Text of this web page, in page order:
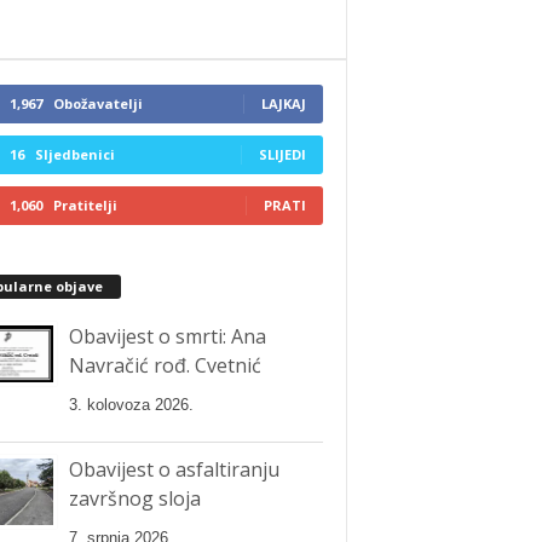
1,967 Obožavatelji LAJKAJ
16 Sljedbenici SLIJEDI
1,060 Pratitelji PRATI
objave
Obavijest o smrti: Ana
Navračić rođ. Cvetnić
3. kolovoza 2026.
Obavijest o asfaltiranju
završnog sloja
7. srpnja 2026.